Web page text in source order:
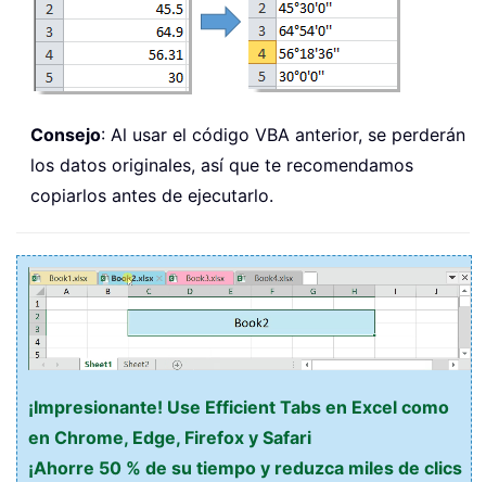
Consejo: Al usar el código VBA anterior, se perderán
los datos originales, así que te recomendamos
copiarlos antes de ejecutarlo.
¡Impresionante! Use Efficient Tabs en Excel como
en Chrome, Edge, Firefox y Safari
¡Ahorre 50 % de su tiempo y reduzca miles de clics